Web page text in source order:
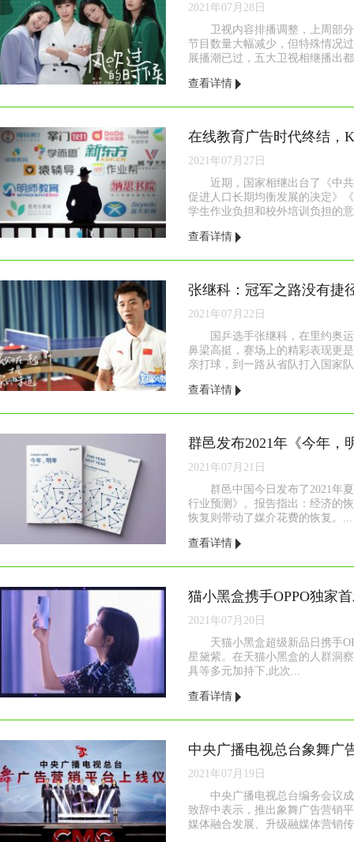
2021年07月28日
卫视内容排播调整，上周部
节目数量大幅减少，但特殊情况
展播潮已过，五大卫视相继播出
查看详情
在线教育广告时代终结，
2021年07月27日
近期，国家相继出台了《中
促进人口长期均衡发展的决定》
学生作业负担和校外培训负担的
查看详情
张继科：冠军之路没有捷
2021年07月22日
国乒选手张继科，在里约奥
鼻梁高挺，赛场上的精彩表现更
亲打球，到一路从省队打入国家
查看详情
2021年07月21日
群邑中国今日发布了2021年
行业预测》。报告指出：经济的
恢复则带动了媒介花费的恢复。...
查看详情
2021年07月20日
天猫小黑盒超级新品日携手
星黛紫。在天猫小黑盒的人群洞
具等多元加持下,此次...
查看详情
2021年07月19日
中央广播电视总台编务会议
致辞中表示，推出象舞广告营销
媒体融合发展、升级融媒体营销